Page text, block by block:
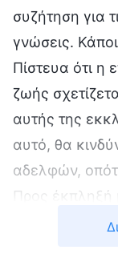
συζήτηση για
γνώσεις.
Πίστευα ότι η
ζωής
αυτής της
αυτό, θα
αδελφών,
Προς έκπληξή
καθόλου και